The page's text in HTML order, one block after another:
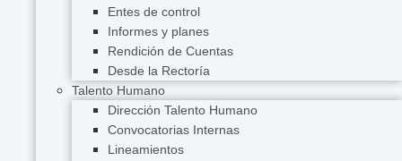
Entes de control
Informes y planes
Rendición de Cuentas
Desde la Rectoría
Talento Humano
Dirección Talento Humano
Convocatorias Internas
Lineamientos